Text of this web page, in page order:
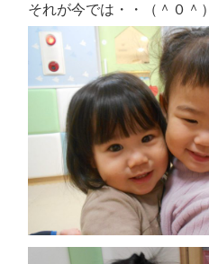
それが今では・・（＾０＾）